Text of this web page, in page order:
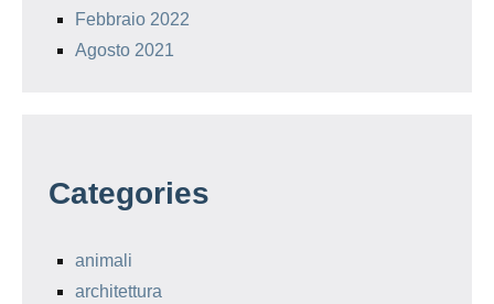
Febbraio 2022
Agosto 2021
Categories
animali
architettura